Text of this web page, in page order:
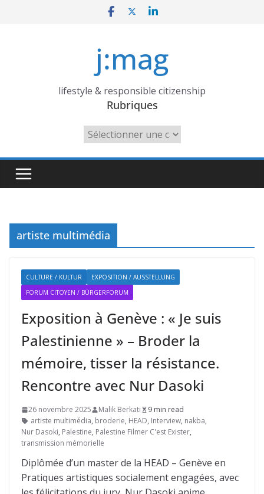
j:mag
lifestyle & responsible citizenship
Rubriques
Rubriques
artiste multimédia
CULTURE / KULTUR
EXPOSITION / AUSSTELLUNG
FORUM CITOYEN / BÜRGERFORUM
Exposition à Genève : « Je suis
Palestinienne » – Broder la
mémoire, tisser la résistance.
Rencontre avec Nur Dasoki
26 novembre 2025 Malik Berkati
9 min read
artiste multimédia, broderie, HEAD, Interview, nakba,
Nur Dasoki, Palestine, Palestine Filmer C'est Exister,
transmission mémorielle
Diplômée d’un master de la HEAD – Genève en
Pratiques artistiques socialement engagées, avec